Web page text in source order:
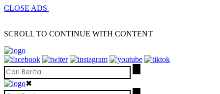
CLOSE ADS
SCROLL TO CONTINUE WITH CONTENT
✖